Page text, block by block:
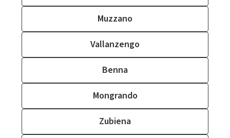
Muzzano
Vallanzengo
Benna
Mongrando
Zubiena